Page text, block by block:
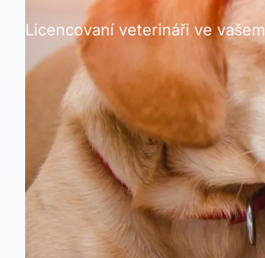
Licencovaní veterináři ve